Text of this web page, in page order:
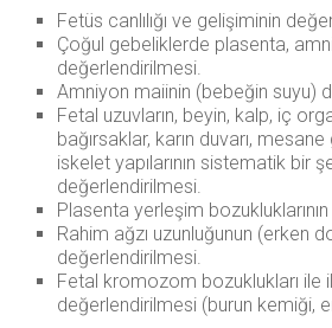
Fetüs canlılığı ve gelişiminin
Çoğul gebeliklerde plasenta,
değerlendirilmesi.
Amniyon maiinin (bebeğin suyu)
Fetal uzuvların, beyin, kalp, iç
bağırsaklar, karın duvarı,
iskelet yapılarının sistematik bir
değerlendirilmesi.
Plasenta yerleşim
Rahim ağzı uzunluğunun (erken
değerlendirilmesi.
Fetal kromozom bozuklukları ile
değerlendirilmesi (burun kemiği,